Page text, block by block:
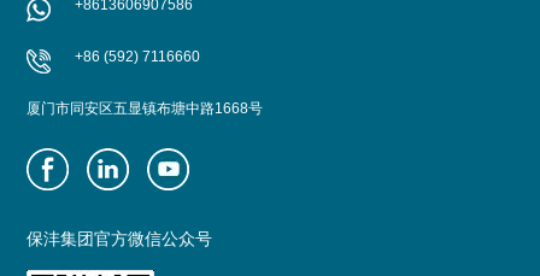
+8613606907586
+86 (592) 7116660
厦门市同安区五显镇布塘中路1668号
保沣集团官方微信公众号